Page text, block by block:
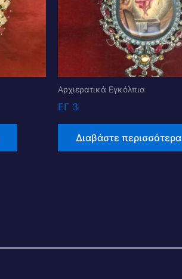
Αρχιερατικά Εγκόλπια
ΕΓ 3
Διαβάστε περισσότερα